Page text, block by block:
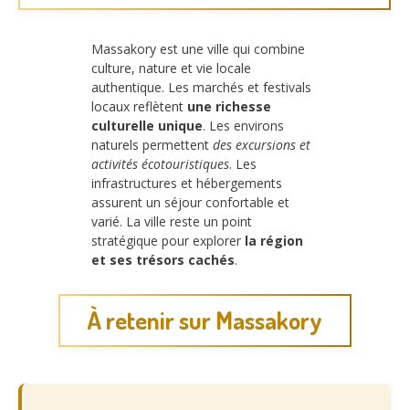
Massakory est une ville qui combine
culture, nature et vie locale
authentique. Les marchés et festivals
locaux reflètent une richesse
culturelle unique. Les environs
naturels permettent des excursions et
activités écotouristiques. Les
infrastructures et hébergements
assurent un séjour confortable et
varié. La ville reste un point
stratégique pour explorer la région
et ses trésors cachés.
À retenir sur Massakory